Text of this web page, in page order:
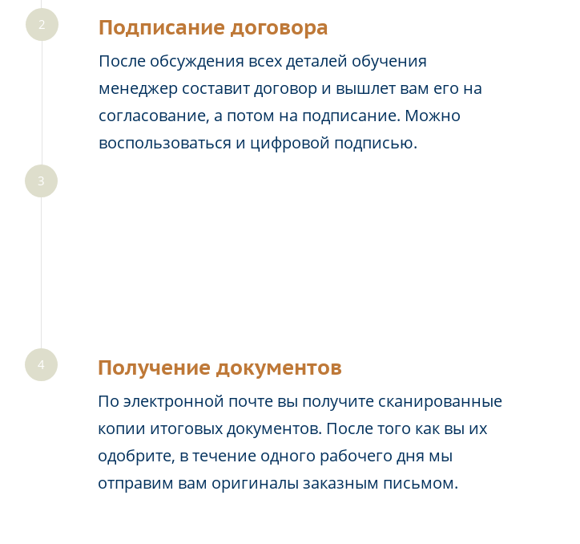
Подписание договора
После обсуждения всех деталей обучения
менеджер составит договор и вышлет вам его на
согласование, а потом на подписание. Можно
воспользоваться и цифровой подписью.
Получение документов
По электронной почте вы получите сканированные
копии итоговых документов. После того как вы их
одобрите, в течение одного рабочего дня мы
отправим вам оригиналы заказным письмом.